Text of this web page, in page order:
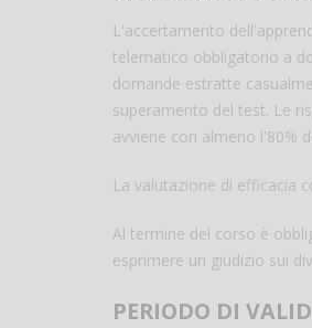
L'accertamento
telematico obbligatorio a
domande estratte
superamento del test. Le
avviene con almeno l'80%
La valutazione di efficacia
Al termine del corso è
esprimere un giudizio sui
PERIODO DI